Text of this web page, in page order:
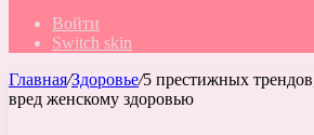
Войти
Switch skin
Главная/Здоровье/5 престижных
вред женскому здоровью